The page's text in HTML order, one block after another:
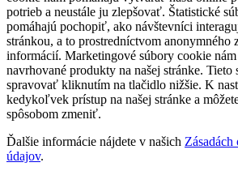
potrieb a neustále ju zlepšovať. Štatistické
pomáhajú pochopiť, ako návštevníci
stránkou, a to prostredníctvom anonymného
informácií. Marketingové súbory cookie
navrhované produkty na našej stránke. Tieto
spravovať kliknutím na tlačidlo nižšie. K
kedykoľvek prístup na našej stránke a
spôsobom zmeniť.
Ďalšie informácie nájdete v našich
údajov.